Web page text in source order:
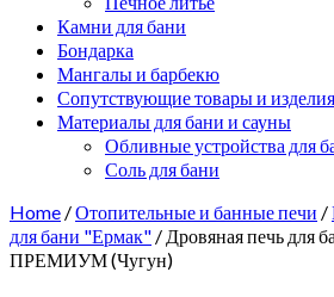
Камни для бани
Бондарка
Мангалы и барбекю
Сопутствующие товары и изделия
Материалы для бани и сауны
Обливные устройства для
Соль для бани
Home /Отопительные и банные печи /
для бани "Ермак" / Дровяная печь для
ПРЕМИУМ (Чугун)